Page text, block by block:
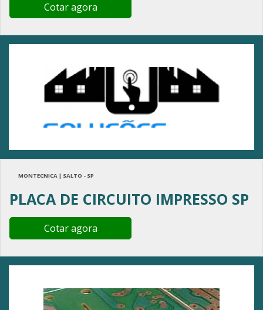
Cotar agora
MONTECNICA | SALTO - SP
PLACA DE CIRCUITO IMPRESSO SP
Cotar agora